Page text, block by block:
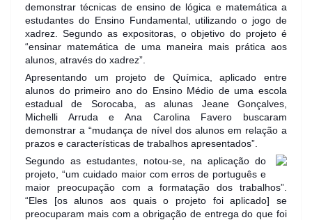
demonstrar técnicas de ensino de lógica e matemática a
estudantes do Ensino Fundamental, utilizando o jogo de
xadrez. Segundo as expositoras, o objetivo do projeto é
“ensinar matemática de uma maneira mais prática aos
alunos, através do xadrez”.
Apresentando um projeto de Química, aplicado entre
alunos do primeiro ano do Ensino Médio de uma escola
estadual de Sorocaba, as alunas Jeane Gonçalves,
Michelli Arruda e Ana Carolina Favero buscaram
demonstrar a “mudança de nível dos alunos em relação a
prazos e características de trabalhos apresentados”.
Segundo as estudantes, notou-se, na aplicação do
projeto, “um cuidado maior com erros de português e
maior preocupação com a formatação dos trabalhos”.
“Eles [os alunos aos quais o projeto foi aplicado] se
preocuparam mais com a obrigação de entrega do que foi